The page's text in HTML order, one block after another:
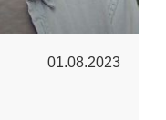
01.08.2023